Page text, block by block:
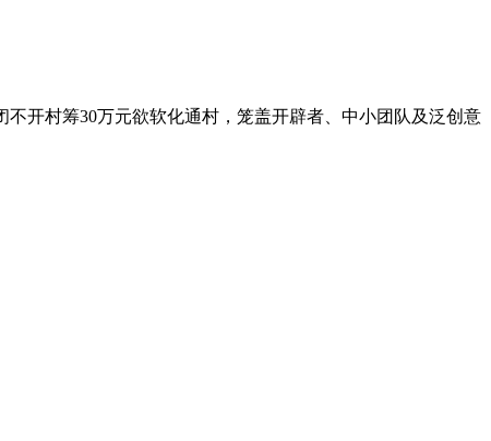
开村筹30万元欲软化通村，笼盖开辟者、中小团队及泛创意